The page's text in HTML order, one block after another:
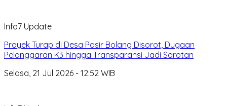
Info7 Update
Proyek Turap di Desa Pasir Bolang Disorot, Dugaan
Pelanggaran K3 hingga Transparansi Jadi Sorotan
Selasa, 21 Jul 2026 - 12:52 WIB